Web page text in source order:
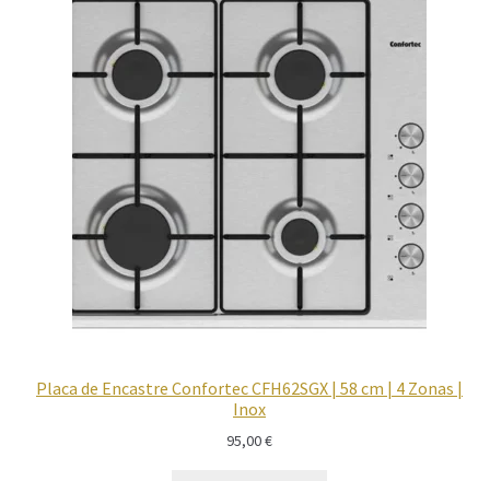
Imagen y Sonido
Lavadoras y Lavasecadoras
Lavavajillas
Limpieza del hogar
Menaje
Microondas
Placa de Encastre Confortec CFH62SGX | 58 cm | 4 Zonas |
Inox
95,00€